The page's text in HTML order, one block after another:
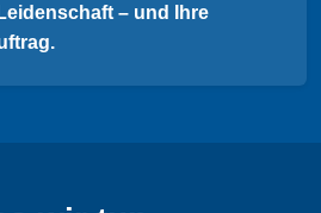
– und Ihre